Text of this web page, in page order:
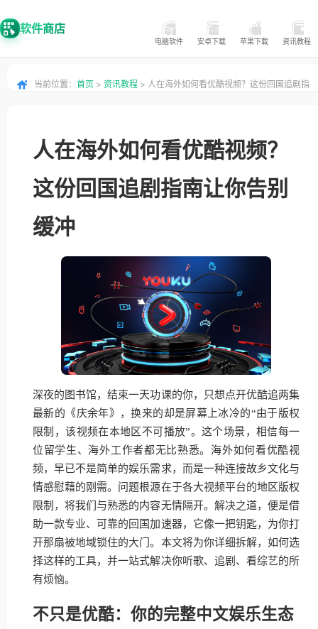
软件商店
电脑软件 安卓下载 苹果下载 资讯教程
当前位置： 首页 > 资讯教程 > 人在海外如何看优酷视频？这份回国追剧指
人在海外如何看优酷视频？
这份回国追剧指南让你告别
缓冲
深夜的图书馆，结束一天功课的你，只想点开优酷追两集
最新的《庆余年》，换来的却是屏幕上冰冷的“由于版权
限制，该视频在本地区不可播放”。这个场景，相信每一
位留学生、海外工作者都无比熟悉。海外如何看优酷视
频，早已不是简单的娱乐需求，而是一种连接故乡文化与
情感慰藉的刚需。问题根源在于各大视频平台的地区版权
限制，将我们与熟悉的内容无情隔开。解决之道，便是借
助一款专业、可靠的回国加速器，它像一把钥匙，为你打
开那扇被地域锁住的大门。本文将为你详细拆解，如何选
择这样的工具，并一站式解决你听歌、追剧、看综艺的所
有烦恼。
不只是优酷：你的完整中文娱乐生态